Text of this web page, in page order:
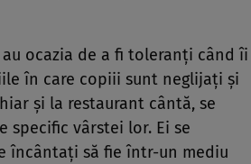
ocazia de a fi toleranți când îi
în care copiii sunt neglijați și
și la restaurant cântă, se
specific vârstei lor. Ei se
încântați să fie într-un mediu